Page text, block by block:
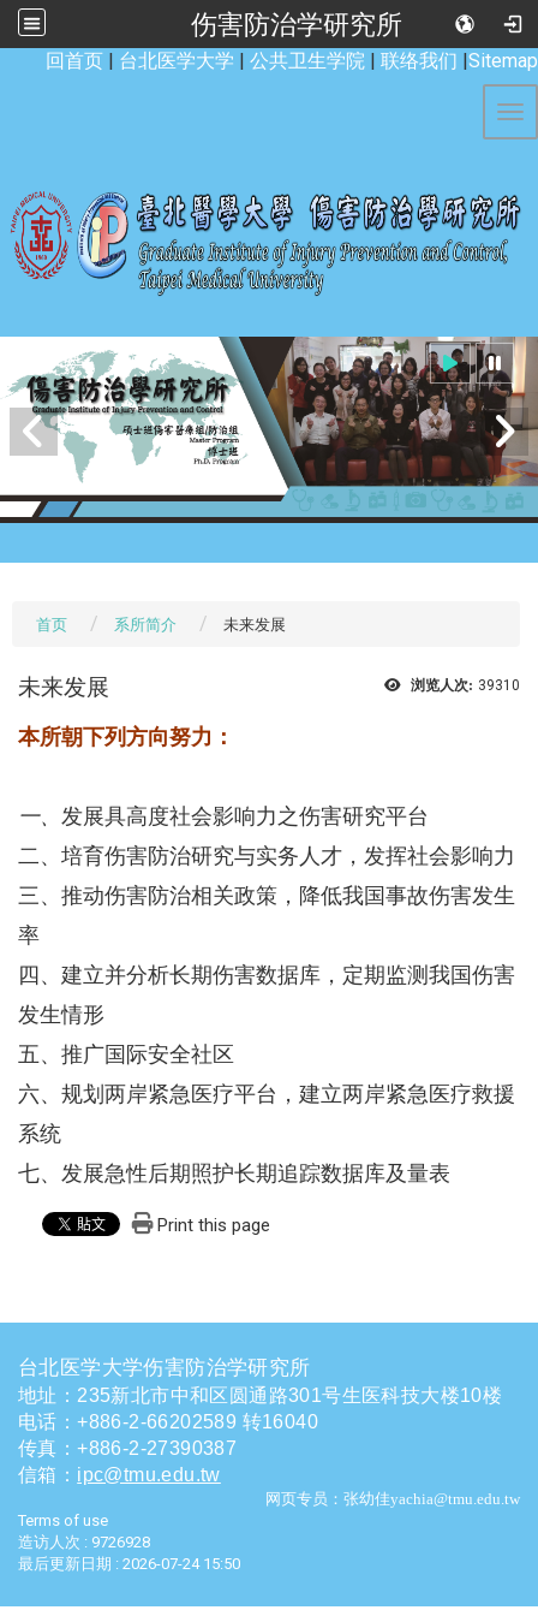
伤害防治学研究所
回首页 | 台北医学大学 | 公共卫生学院 | 联络我们 |Sitemap
首页 系所简介 未来发展
浏览人次: 39310
未来发展
本所朝下列方向努力：
一、 发展具高度社会影响力之伤害研究平台
二、培育伤害防治研究与实务人才，发挥社会影响力
三、推动伤害防治相关政策，降低我国事故伤害发生
率
四、建立并分析长期伤害数据库，定期监测我国伤害
发生情形
五、推广国际安全社区
六、规划两岸紧急医疗平台，建立两岸紧急医疗救援
系统
七、发展急性后期照护长期追踪数据库及量表
Print this page
台北医学大学伤害防治学研究所
地址：235新北市中和区圆通路301号生医科技大楼10楼
电话 ：+886-2-66202589 转16040
传真：+886-2-27390387
信箱 ： ipc@tmu.edu.tw
网页专员：张幼佳yachia@tmu.edu.tw
Terms of use
造访人次 : 9726928
最后更新日期 : 2026-07-24 15:50